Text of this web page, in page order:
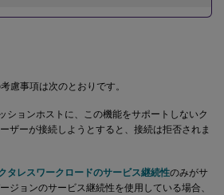
慮事項は次のとおりです。
ションホストに、この機能をサポートしないク
ザーが接続しようとすると、接続は拒否されま
タレスワークロードのサービス継続性のみがサ
ジョンのサービス継続性を使用している場合、